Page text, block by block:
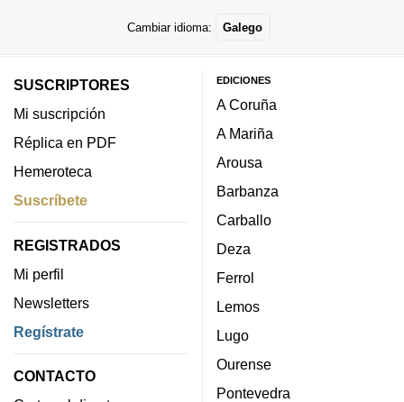
Cambiar idioma: Galego
SUSCRIPTORES
Mi suscripción
Réplica en PDF
Hemeroteca
Suscríbete
REGISTRADOS
Mi perfil
Newsletters
Regístrate
CONTACTO
EDICIONES
A Coruña
A Mariña
Arousa
Barbanza
Carballo
Deza
Ferrol
Lemos
Lugo
Ourense
Pontevedra